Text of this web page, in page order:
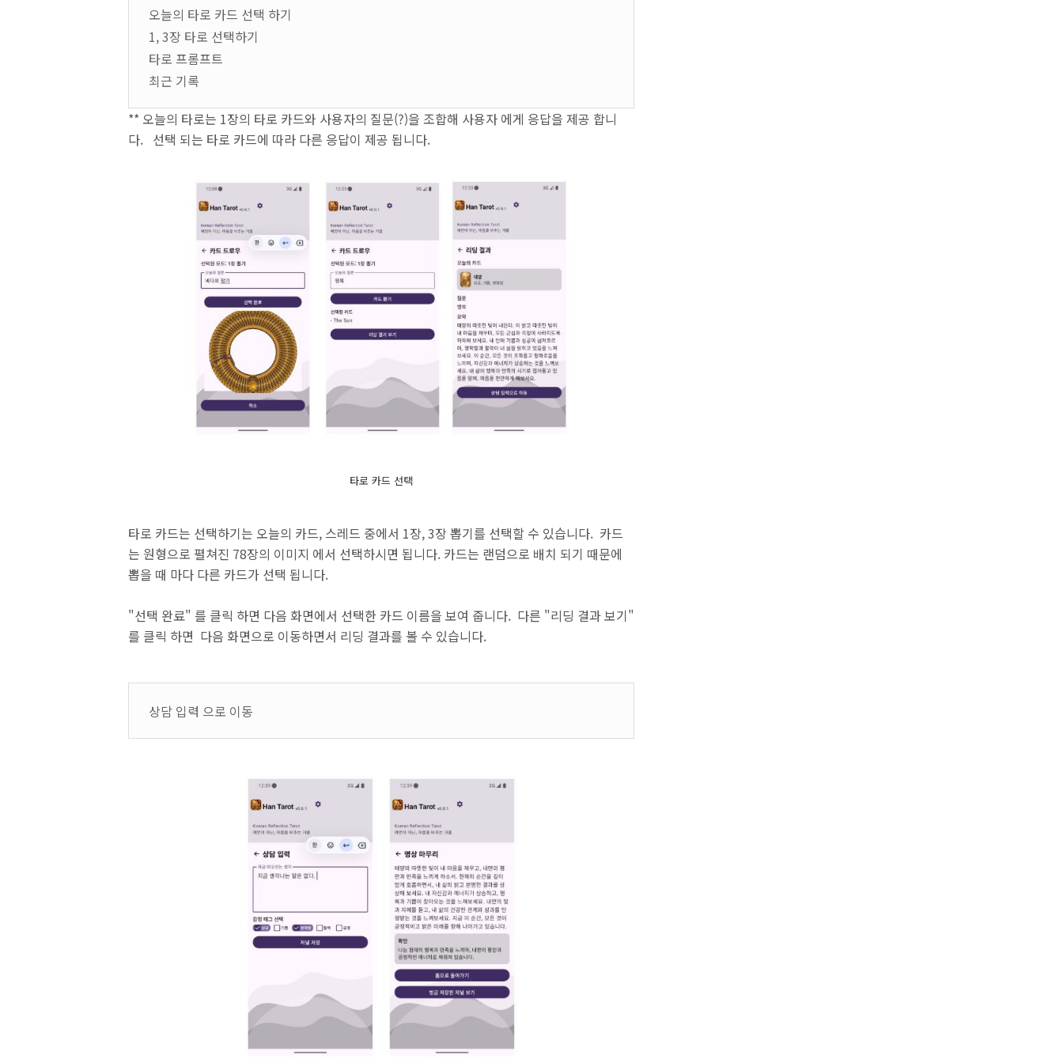
오늘의 타로 카드 선택 하기
1, 3장 타로 선택하기
타로 프롬프트
최근 기록
** 오늘의 타로는 1장의 타로 카드와 사용자의 질문(?)을 조합해 사용자 에게 응답을 제공 합니
다. 선택 되는 타로 카드에 따라 다른 응답이 제공 됩니다.
타로 카드 선택
타로 카드는 선택하기는 오늘의 카드, 스레드 중에서 1장, 3장 뽑기를 선택할 수 있습니다. 카드
는 원형으로 펼쳐진 78장의 이미지 에서 선택하시면 됩니다. 카드는 랜덤으로 배치 되기 때문에
뽑을 때 마다 다른 카드가 선택 됩니다.
"선택 완료" 를 클릭 하면 다음 화면에서 선택한 카드 이름을 보여 줍니다. 다른 "리딩 결과 보기"
를 클릭 하면 다음 화면으로 이동하면서 리딩 결과를 볼 수 있습니다.
상담 입력 으로 이동